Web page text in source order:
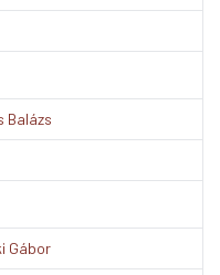
Balázs
Gábor